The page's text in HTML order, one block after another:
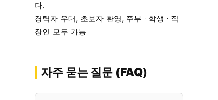
다.
경력자 우대, 초보자 환영, 주부 · 학생 · 직
장인 모두 가능
자주 묻는 질문 (FAQ)